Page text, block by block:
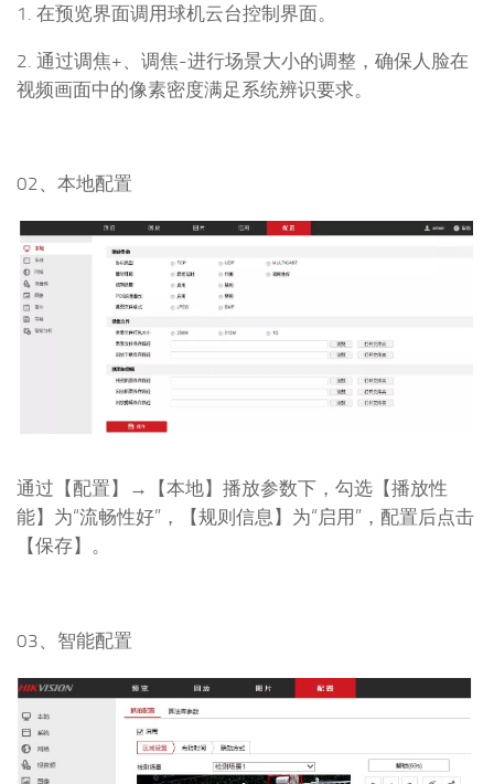
1. 在预览界面调用球机云台控制界面。
2. 通过调焦+、调焦-进行场景大小的调整，确保人脸在
视频画面中的像素密度满足系统辨识要求。
02、本地配置
通过【配置】→【本地】播放参数下，勾选【播放性
能】为“流畅性好”，【规则信息】为“启用”，配置后点击
【保存】。
03、智能配置